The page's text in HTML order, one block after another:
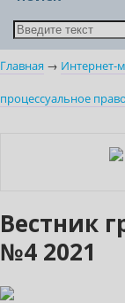
Главная → Интернет-
процессуальное право
Вестник
№4 2021